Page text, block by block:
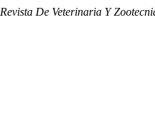
Revista De Veterinaria Y